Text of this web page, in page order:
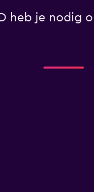
heb je nodig